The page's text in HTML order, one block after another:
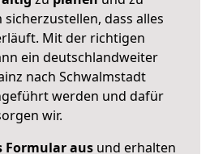
sicherzustellen, dass alles
Mit der richtigen
ein deutschlandweiter
nach Schwalmstadt
werden und dafür
wir.
Formular ausund erhalten